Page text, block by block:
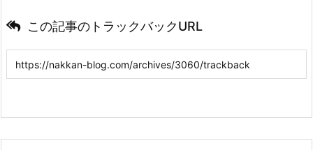
この記事のトラックバックURL